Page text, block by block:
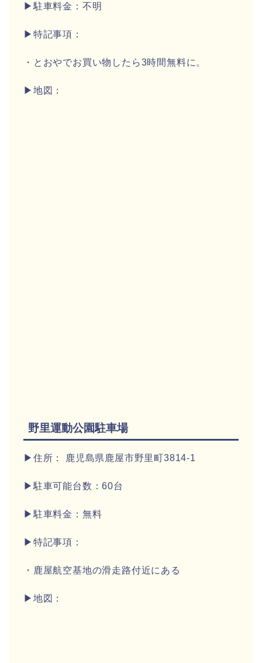
▶駐車料金：不明
▶特記事項：
・とおやでお買い物したら3時間無料に。
▶地図：
野里運動公園駐車場
▶住所： 鹿児島県鹿屋市野里町3814‐1
▶駐車可能台数：60台
▶駐車料金：無料
▶特記事項：
・鹿屋航空基地の滑走路付近にある
▶地図：